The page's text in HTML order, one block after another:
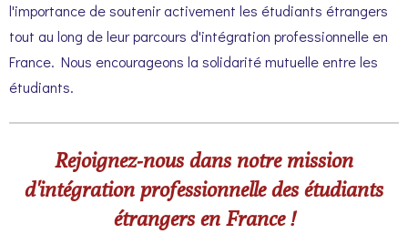
l'importance de soutenir activement les étudiants étrangers
tout au long de leur parcours d'intégration professionnelle en
France. Nous encourageons la solidarité mutuelle entre les
étudiants.
Rejoignez-nous dans notre mission
d'intégration professionnelle des étudiants
étrangers en France !